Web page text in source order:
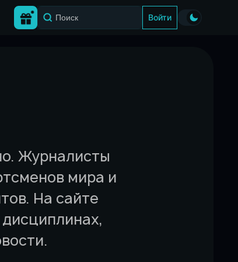
Войти
Журналисты
мира и
На сайте